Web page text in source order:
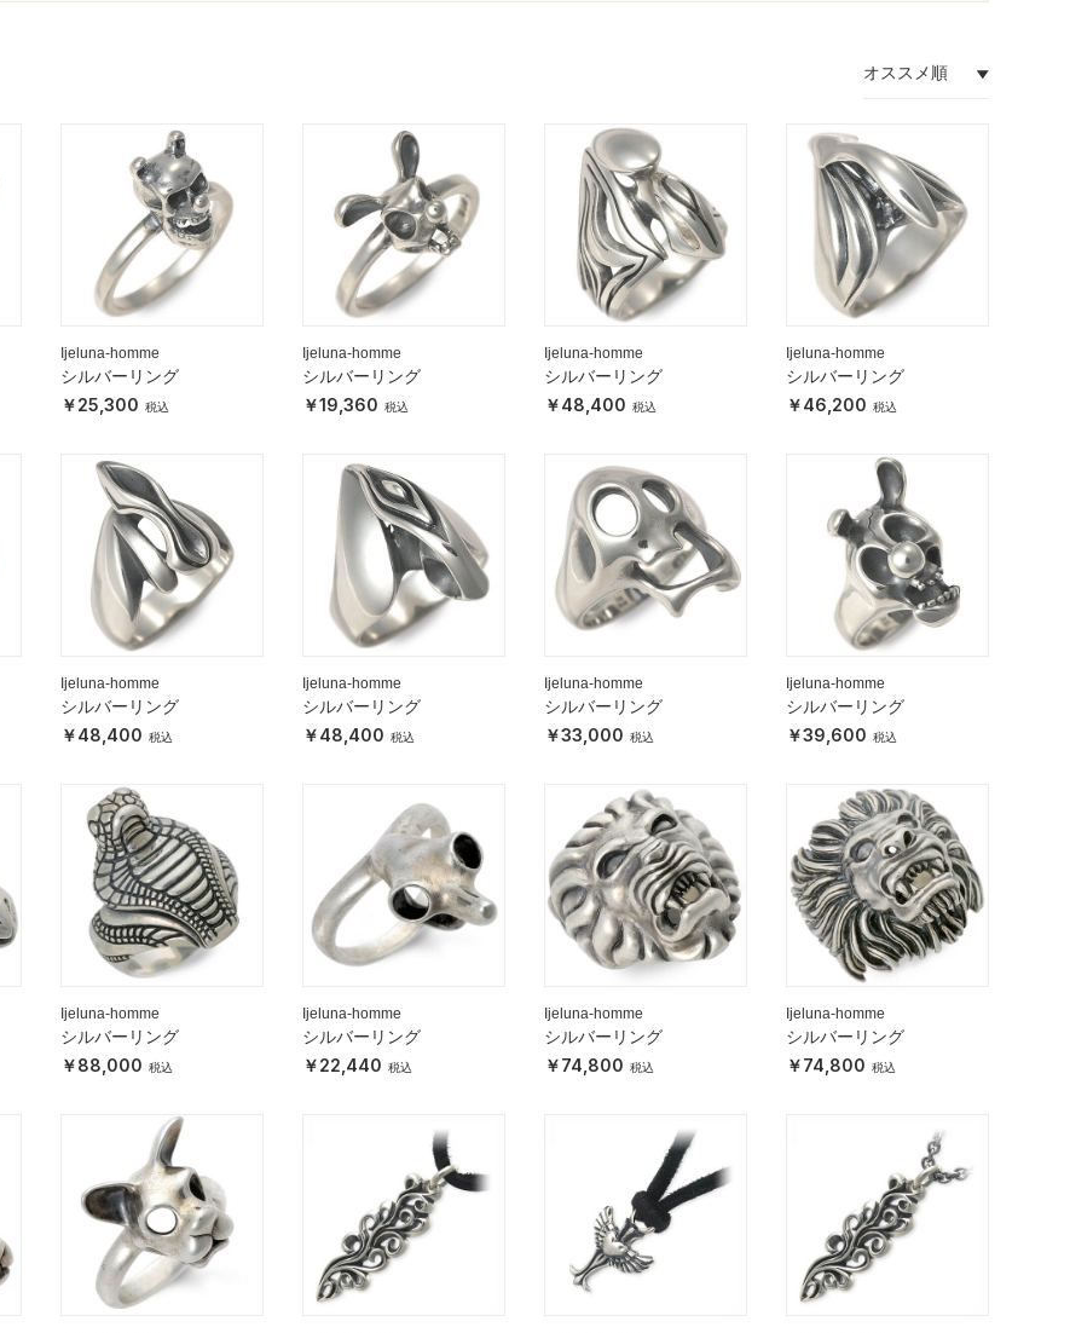
Ijeluna-homme
シルバーリング
25,300
Ijeluna-homme
シルバーリング
19,360
Ijeluna-homme
シルバーリング
48,400
Ijeluna-homme
シルバーリング
46,200
Ijeluna-homme
シルバーリング
48,400
Ijeluna-homme
シルバーリング
48,400
Ijeluna-homme
シルバーリング
33,000
Ijeluna-homme
シルバーリング
39,600
Ijeluna-homme
シルバーリング
88,000
Ijeluna-homme
シルバーリング
22,440
Ijeluna-homme
シルバーリング
74,800
Ijeluna-homme
シルバーリング
74,800